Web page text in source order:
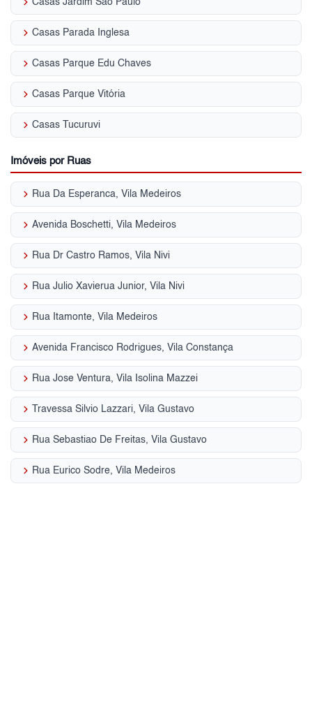
Casas Jardim São Paulo
keyboard_arrow_right Casas Parada Inglesa
keyboard_arrow_right Casas Parque Edu Chaves
keyboard_arrow_right Casas Parque Vitória
keyboard_arrow_right Casas Tucuruvi
Imóveis por Ruas
keyboard_arrow_right Rua Da Esperanca, Vila Medeiros
keyboard_arrow_right Avenida Boschetti, Vila Medeiros
keyboard_arrow_right Rua Dr Castro Ramos, Vila Nivi
keyboard_arrow_right Rua Julio Xavierua Junior, Vila Nivi
keyboard_arrow_right Rua Itamonte, Vila Medeiros
keyboard_arrow_right Avenida Francisco Rodrigues, Vila Constança
keyboard_arrow_right Rua Jose Ventura, Vila Isolina Mazzei
keyboard_arrow_right Travessa Silvio Lazzari, Vila Gustavo
keyboard_arrow_right Rua Sebastiao De Freitas, Vila Gustavo
keyboard_arrow_right Rua Eurico Sodre, Vila Medeiros